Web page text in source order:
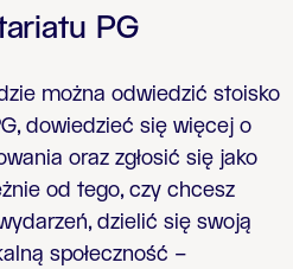
PG
można odwiedzić stoisko
dowiedzieć się więcej o
oraz zgłosić się jako
żnie od tego, czy chcesz
ń, dzielić się swoją
ą społeczność –